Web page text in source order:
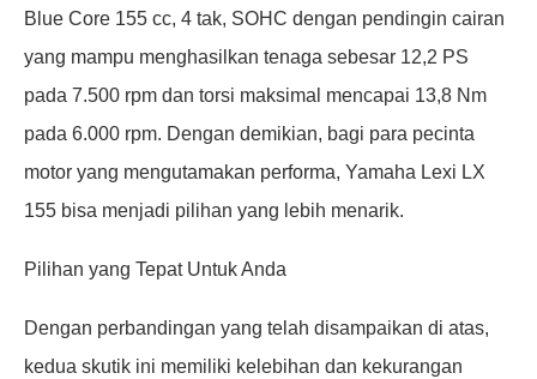
Blue Core 155 cc, 4 tak, SOHC dengan pendingin cairan
yang mampu menghasilkan tenaga sebesar 12,2 PS
pada 7.500 rpm dan torsi maksimal mencapai 13,8 Nm
pada 6.000 rpm. Dengan demikian, bagi para pecinta
motor yang mengutamakan performa, Yamaha Lexi LX
155 bisa menjadi pilihan yang lebih menarik.
Pilihan yang Tepat Untuk Anda
Dengan perbandingan yang telah disampaikan di atas,
kedua skutik ini memiliki kelebihan dan kekurangan